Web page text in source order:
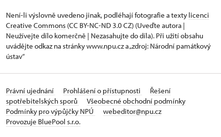
Není-li výslovně uvedeno jinak, podléhají fotografie a texty licenci
Creative Commons (CC BY-NC-ND 3.0 CZ) (Uveďte autora |
Neužívejte dílo komerčně | Nezasahujte do díla). Při užití obsahu
uvádějte odkaz na stránky www.npu.cz a „zdroj: Národní památkový
ústav“
Právní ujednání Prohlášení o přístupnosti
Řešení
spotřebitelských sporů
Všeobecné obchodní podmínky
Podmínky pro výpůjčky NPÚ
webeditor@npu.cz
Provozuje BluePool s.r.o.